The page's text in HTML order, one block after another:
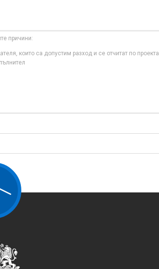
причини:
които са допустим разход и се отчитат по проекта